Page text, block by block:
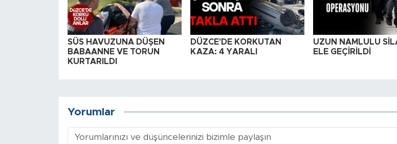
SÜS HAVUZUNA DÜŞEN
BABAANNE VE TORUN
KURTARILDI
DÜZCE'DE KORKUTAN
KAZA: 4 YARALI
UZUN NAMLULU
ELE GEÇİRİLDİ
Yorumlar